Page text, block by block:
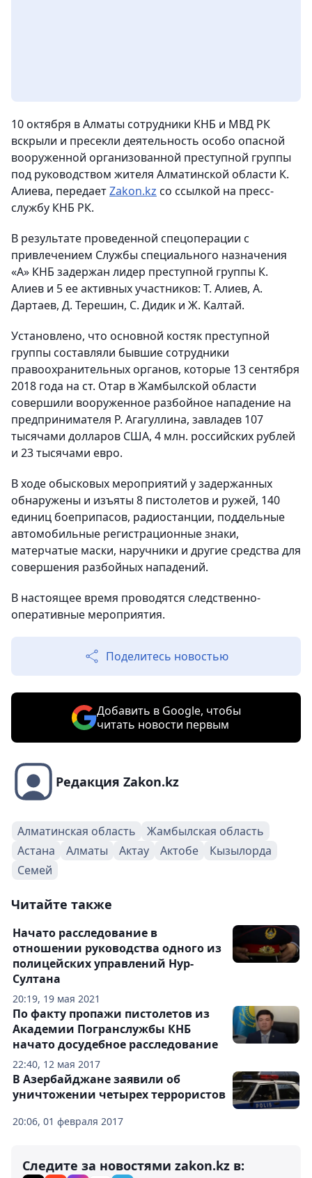
10 октября в Алматы сотрудники КНБ и МВД РК
вскрыли и пресекли деятельность особо опасной
вооруженной организованной преступной группы
под руководством жителя Алматинской области К.
Алиева, передаетZakon.kz со ссылкой на пресс-
службу КНБ РК.
В результате проведенной спецоперации с
привлечением Службы специального назначения
«А» КНБ задержан лидер преступной группы К.
Алиев и 5 ее активных участников: Т. Алиев, А.
Дартаев, Д. Терешин, С. Дидик и Ж. Калтай.
Установлено, что основной костяк преступной
группы составляли бывшие сотрудники
правоохранительных органов, которые 13 сентября
2018 года на ст. Отар в Жамбылской области
совершили вооруженное разбойное нападение на
предпринимателя Р. Агагуллина, завладев 107
тысячами долларов США, 4 млн. российских рублей
и 23 тысячами евро.
В ходе обысковых мероприятий у задержанных
обнаружены и изъяты 8 пистолетов и ружей, 140
единиц боеприпасов, радиостанции, поддельные
автомобильные регистрационные знаки,
матерчатые маски, наручники и другие средства для
совершения разбойных нападений.
В настоящее время проводятся следственно-
оперативные мероприятия.
Поделитесь новостью
Добавить в Google, чтобы
читать новости первым
Редакция Zakon.kz
Алматинская область
Жамбылская область
Астана
Алматы Актау Актобе
Кызылорда
Семей
Читайте также
20:19, 19 мая 2021
Начато расследование в
отношении руководства одного из
полицейских управлений Нур-
Султана
22:40, 12 мая 2017
По факту пропажи пистолетов из
Академии Погранслужбы КНБ
начато досудебное расследование
20:06, 01 февраля 2017
В Азербайджане заявили об
уничтожении четырех террористов
Следите за новостями zakon.kz в: